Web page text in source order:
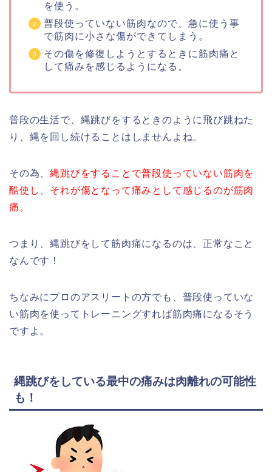
を使う。
普段使っていない筋肉なので、急に使う事
で筋肉に小さな傷ができてしまう。
その傷を修復しようとするときに筋肉痛と
して痛みを感じるようになる。
普段の生活で、縄跳びをするときのように飛び跳ねた
り、縄を回し続けることはしませんよね。
その為、縄跳びをすることで普段使っていない筋肉を
酷使し、それが傷となって痛みとして感じるのが筋肉
痛。
つまり、縄跳びをして筋肉痛になるのは、正常なこと
なんです！
ちなみにプロのアスリートの方でも、普段使っていな
い筋肉を使ってトレーニングすれば筋肉痛になるそう
ですよ。
縄跳びをしている最中の痛みは肉離れの可能性
も！